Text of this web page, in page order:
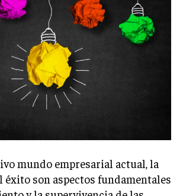
Case
list of the most noteworthy news from all
With any subscription plan, you get access
that let you stay ahead of the curve.
mundo empresarial actual, la
éxito son aspectos fundamentales